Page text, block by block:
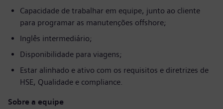
Capacidade de trabalhar em equipe, junto ao cliente
para programar as manutenções offshore;
Inglês intermediário;
Disponibilidade para viagens;
Estar alinhado e ativo com os requisitos e diretrizes de
HSE, Qualidade e compliance.
Sobre a equipe